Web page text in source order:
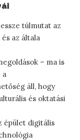
túlmutat az
az általa
– ma is
a
áll, hogy
és oktatási
épület digitális